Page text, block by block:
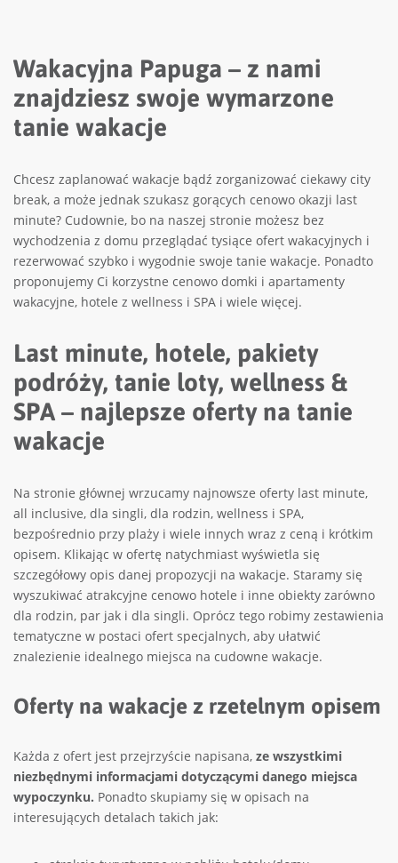
Wakacyjna Papuga – z nami
znajdziesz swoje wymarzone
tanie wakacje
Chcesz zaplanować wakacje bądź zorganizować ciekawy city
break, a może jednak szukasz gorących cenowo okazji last
minute? Cudownie, bo na naszej stronie możesz bez
wychodzenia z domu przeglądać tysiące ofert wakacyjnych i
rezerwować szybko i wygodnie swoje tanie wakacje. Ponadto
proponujemy Ci korzystne cenowo domki i apartamenty
wakacyjne, hotele z wellness i SPA i wiele więcej.
Last minute, hotele, pakiety
podróży, tanie loty, wellness &
SPA – najlepsze oferty na tanie
wakacje
Na stronie głównej wrzucamy najnowsze oferty last minute,
all inclusive, dla singli, dla rodzin, wellness i SPA,
bezpośrednio przy plaży i wiele innych wraz z ceną i krótkim
opisem. Klikając w ofertę natychmiast wyświetla się
szczegółowy opis danej propozycji na wakacje. Staramy się
wyszukiwać atrakcyjne cenowo hotele i inne obiekty zarówno
dla rodzin, par jak i dla singli. Oprócz tego robimy zestawienia
tematyczne w postaci ofert specjalnych, aby ułatwić
znalezienie idealnego miejsca na cudowne wakacje.
Oferty na wakacje z rzetelnym opisem
Każda z ofert jest przejrzyście napisana, ze wszystkimi
niezbędnymi informacjami dotyczącymi danego miejsca
wypoczynku. Ponadto skupiamy się w opisach na
interesujących detalach takich jak: